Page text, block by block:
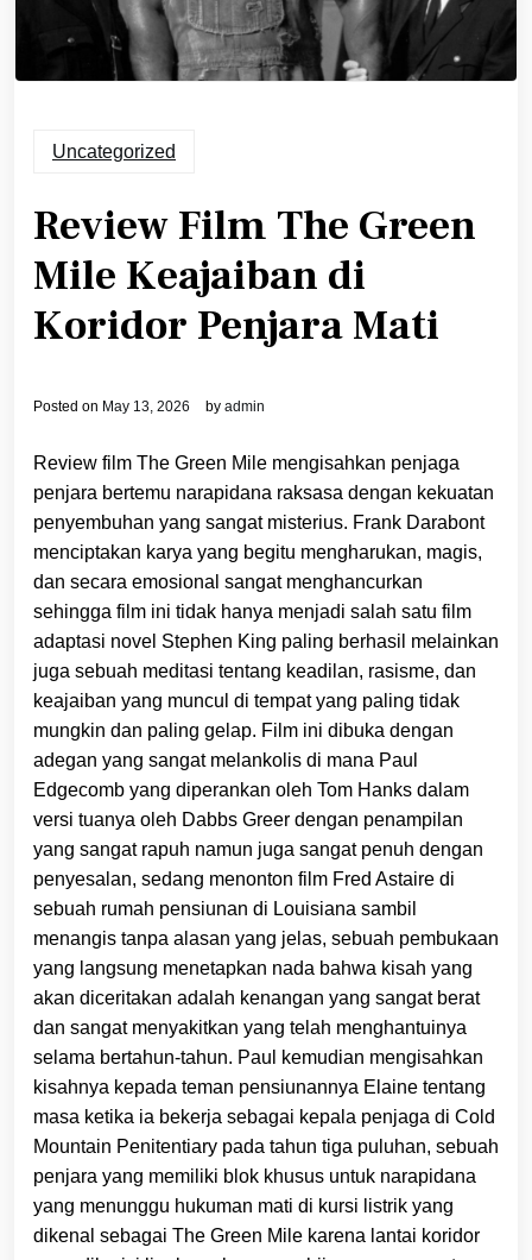
Uncategorized
Review Film The Green
Mile Keajaiban di
Koridor Penjara Mati
Posted on May 13, 2026 by admin
Review film The Green Mile mengisahkan penjaga
penjara bertemu narapidana raksasa dengan kekuatan
penyembuhan yang sangat misterius. Frank Darabont
menciptakan karya yang begitu mengharukan, magis,
dan secara emosional sangat menghancurkan
sehingga film ini tidak hanya menjadi salah satu film
adaptasi novel Stephen King paling berhasil melainkan
juga sebuah meditasi tentang keadilan, rasisme, dan
keajaiban yang muncul di tempat yang paling tidak
mungkin dan paling gelap. Film ini dibuka dengan
adegan yang sangat melankolis di mana Paul
Edgecomb yang diperankan oleh Tom Hanks dalam
versi tuanya oleh Dabbs Greer dengan penampilan
yang sangat rapuh namun juga sangat penuh dengan
penyesalan, sedang menonton film Fred Astaire di
sebuah rumah pensiunan di Louisiana sambil
menangis tanpa alasan yang jelas, sebuah pembukaan
yang langsung menetapkan nada bahwa kisah yang
akan diceritakan adalah kenangan yang sangat berat
dan sangat menyakitkan yang telah menghantuinya
selama bertahun-tahun. Paul kemudian mengisahkan
kisahnya kepada teman pensiunannya Elaine tentang
masa ketika ia bekerja sebagai kepala penjaga di Cold
Mountain Penitentiary pada tahun tiga puluhan, sebuah
penjara yang memiliki blok khusus untuk narapidana
yang menunggu hukuman mati di kursi listrik yang
dikenal sebagai The Green Mile karena lantai koridor